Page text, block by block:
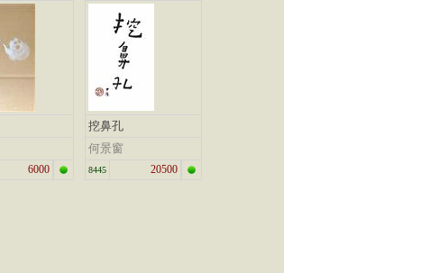
6000
挖鼻孔
何景窗
8445 20500